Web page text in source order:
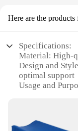
Here are the
Specifications:
Material: High-
Design and
optimal support
Usage and
Performance
Applicable